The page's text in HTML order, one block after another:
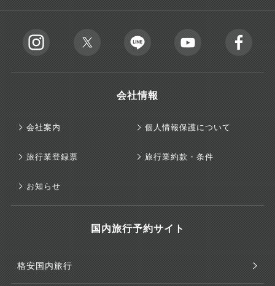
会社情報
会社案内 個人情報保護について
旅行業登録票 旅行業約款・条件
お知らせ
国内旅行予約サイト
格安国内旅行